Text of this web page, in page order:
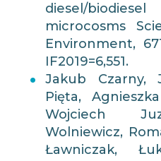
diesel/
microcosms
Environment,
IF2019=6,551.
Jakub Czarny,
Pięta,
Wojciech
Wolniewicz,
Ławniczak,